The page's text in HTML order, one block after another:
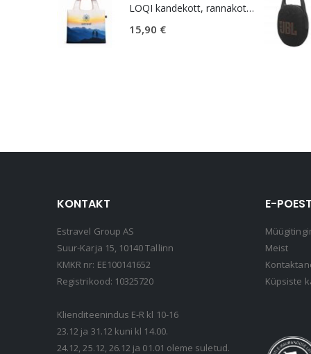
LOQI kandekott, rannakott, reisikott, Estravel Mountain Bag
15,90 €
KONTAKT
Estravel Group AS
Suur-Karja 15, 10140 Tallinn
KMKR nr: EE100141652
Registrikood: 10325720
Klienditeenindus E-R kl 10-16
23.12 ja 31.12 kuni kl 14.00.
24.12, 25.12, 26.12 ja 01.01 oleme suletud.
E-
Meist
Küpsiste